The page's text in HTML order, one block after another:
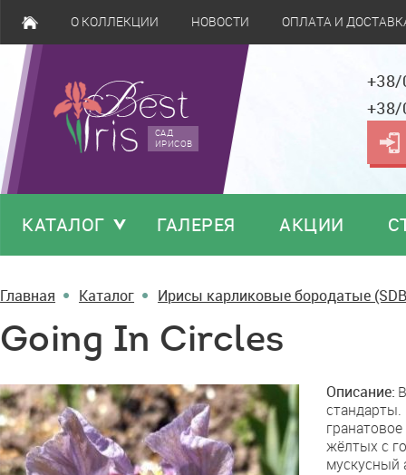
О КОЛЛЕКЦИИ НОВОСТИ ОПЛАТА И
САД
ИРИСОВ
КАТАЛОГ ГАЛЕРЕЯ АКЦИИ
Главная Каталог Ирисы карликовые бородатые
Going In Circles
Going
In
Circles
Описание:
жёлтых с
мускусный